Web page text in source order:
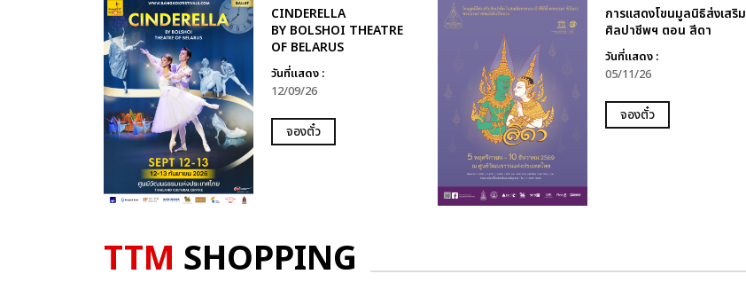
CINDERELLA
BY BOLSHOI THEATRE
OF BELARUS
วันที่แสดง :
12/09/26
จองตั๋ว
การแสดงโขนมูลนิธิส่งเสริม
ศิลปาชีพฯ ตอน สีดา
วันที่แสดง :
05/11/26
จองตั๋ว
TTM SHOPPING